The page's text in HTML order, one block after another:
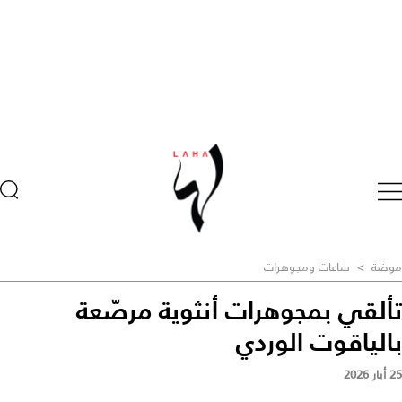
موضة > ساعات ومجوهرات
تألقي بمجوهرات أنثوية مرصّعة
بالياقوت الوردي
25 أيار 2026